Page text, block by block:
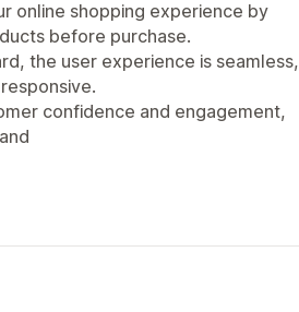
online shopping experience by
before purchase.
the user experience is seamless,
confidence and engagement,